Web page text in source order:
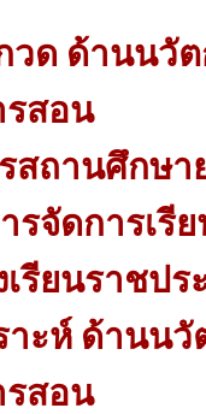
วด ด้านนวั
รสอน
สถานศึกษา
รจัดการเรี
เรียนราชป
าะห์ ด้านนวั
รสอน